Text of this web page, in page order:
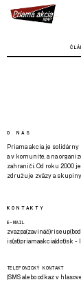
O NÁS
Priama akcia je
a v komunite, a na
zahraničí. Od roku 2000
združuje zväzy a
KONTAKTY
E-MAIL
is(at)priamaakcia(dot)sk
TELEFONICKÝ KONTAKT
(SMS alebo odkaz v